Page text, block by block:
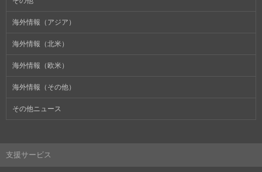
海外情報（アジア）
海外情報（北米）
海外情報（欧米）
海外情報（その他）
その他ニュース
支援サービス